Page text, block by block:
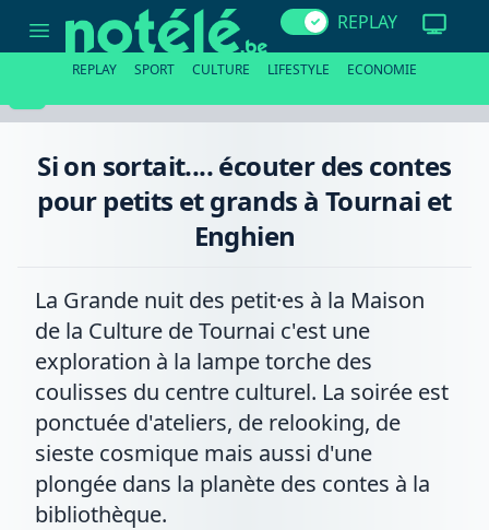
sortait....
pour
grands
Tournai
REPLAY
REPLAY SPORT CULTURE LIFESTYLE ECONOMIE
Si on sortait.... écouter des contes
pour petits et grands à Tournai et
Enghien
La Grande nuit des petit·es à la Maison
de la Culture de Tournai c'est une
exploration à la lampe torche des
coulisses du centre culturel. La soirée est
ponctuée d'ateliers, de relooking, de
sieste cosmique mais aussi d'une
plongée dans la planète des contes à la
bibliothèque.